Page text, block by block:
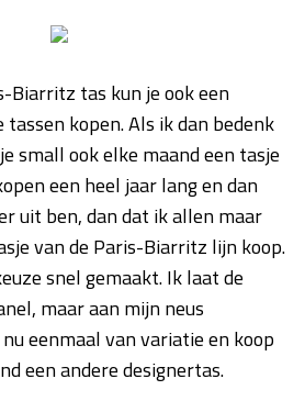
Biarritz tas kun je ook een
kopen. Als ik dan bedenk
small ook elke maand een tasje
een heel jaar lang en dan
uit ben, dan dat ik allen maar
van de Paris-Biarritz lijn koop.
snel gemaakt. Ik laat de
maar aan mijn neus
eenmaal van variatie en koop
een andere designertas.